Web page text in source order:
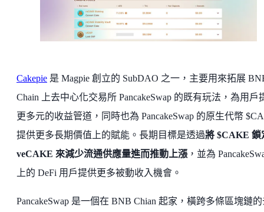
Cakepie 是 Magpie 創立的 SubDAO 之一，主要用來拓展
Chain 上去中心化交易所 PancakeSwap 的既有玩法，為用戶
更多元的收益管道，同時也為 PancakeSwap 的原生代幣
提供更多長期價值上的賦能。長期目標是透過將 $CAKE 鎖
veCAKE 來減少流通供應量進而推動上漲 ，並為
上的 DeFi 用戶提供更多被動收入機會。
PancakeSwap 是一個在 BNB Chian 起家，橫跨多條區塊鏈